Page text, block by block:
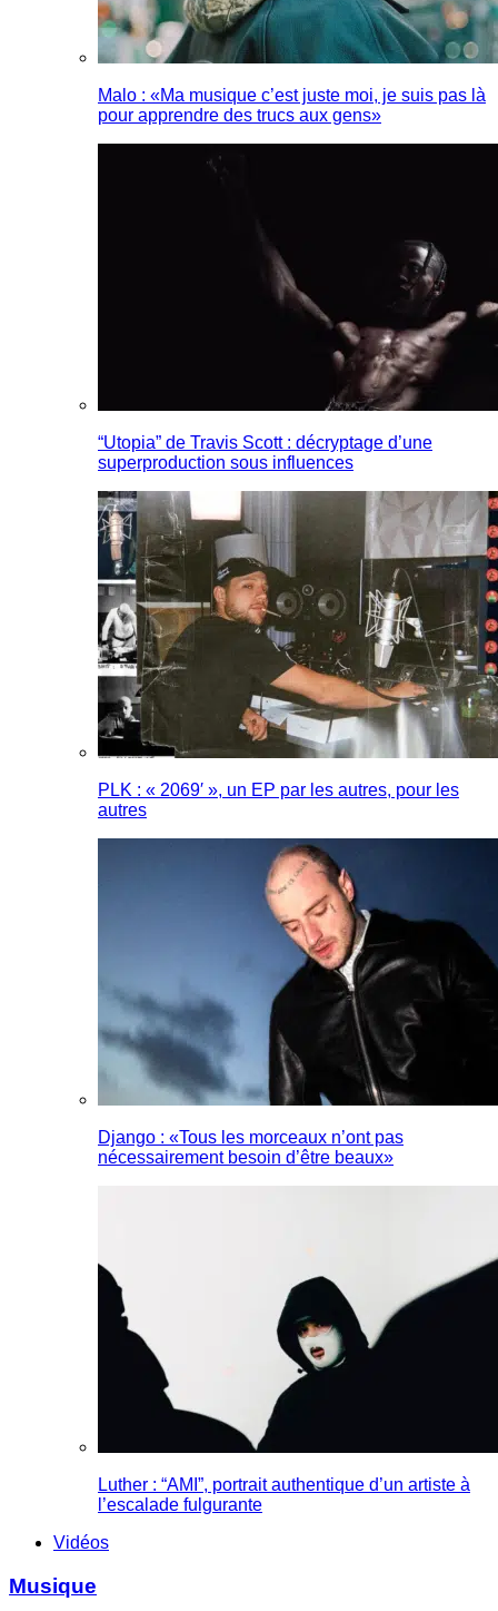
Malo : «Ma musique c’est juste moi, je suis pas là
pour apprendre des trucs aux gens»
“Utopia” de Travis Scott : décryptage d’une
superproduction sous influences
PLK : « 2069′ », un EP par les autres, pour les
autres
Django : «Tous les morceaux n’ont pas
nécessairement besoin d’être beaux»
Luther : “AMI”, portrait authentique d’un artiste à
l’escalade fulgurante
Vidéos
Musique